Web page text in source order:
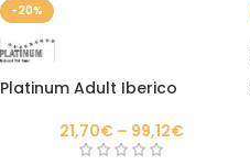
-20%
Platinum Adult Iberico
21,70€ – 99,12€